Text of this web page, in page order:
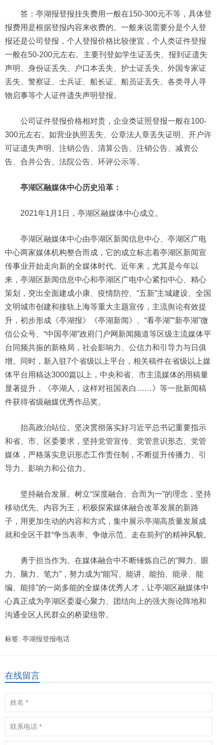
答：亭湖报登报挂失费用一般在150-300元不等，具体登
报费用是根据登报内容来收费的。一般来说需要分是个人登
报还是公司登报，个人登报价格比较便宜，个人类证件登报
一般在50-200元左右。主要刊登如学生证丢失、报到证遗失
声明、身份证丢失、户口本丢失、护士证丢失、外国专家证
丢失、警察证、士兵证、船长证、船员证丢失、各类寻人寻
物启事等个人证件遗失声明登报。
公司证件登报价格相对贵，企业类证照登报一般在100-
300元左右。如营业执照丢失、公章法人章丢失证明、开户许
可证遗失声明、注销公告、清算公告、注销公告、减资公
告、合并公告、法院公告、环评公示等。
亭湖区融媒体中心历史沿革：
2021年1月1日，亭湖区融媒体中心成立。
亭湖区融媒体中心由亭湖区新闻信息中心、亭湖区广电
中心两家媒体机构整合而成，它的成立标志着亭湖区新闻宣
传事业开始走向新的全媒体时代。近年来，尤其是今年以
来，亭湖区新闻信息中心和亭湖区广电中心紧扣中心、精心
策划，突出全面建成小康、疫情防控、“五新”主城建设、全国
文明城市创建和接轨上海等重大主题宣传，主流舆论有效提
升，初步形成《亭湖报》《亭湖新闻》、“看亭湖”“新亭湖”微
信公众号、“中国亭湖”政府门户网新闻频道等区级主流媒体平
台同频共振的新格局，社会影响力、公信力和引导力与日俱
增。同时，新入驻7个省级以上平台，相关稿件在省级以上媒
体平台用稿达3000篇以上，中央和省、市主流媒体的用稿量
显著提升，《亭湖人，这样对祖国表白……》等一批新闻稿
件获得省级融媒优秀作品奖。
抬高政治站位。坚决贯彻落实好习近平总书记重要指示
和省、市、区委要求，坚持党管宣传、党管意识形态、党管
媒体，严格落实意识形态工作责任制，不断提升传播力、引
导力、影响力和公信力。
坚持融合发展。树立“深度融合、合而为一”的理念，坚持
移动优先、内容为王，积极探索媒体融合改革发展的新路
子，用更加生动的内容和方式，集中展示亭湖高质量发展成
就和全区干群“争当表率、争做示范、走在前列”的精神风貌。
勇于担当作为。在媒体融合中不断锤炼自己的“脚力、眼
力、脑力、笔力”，努力成为“能写、能讲、能拍、能录、能
编、能排”的一岗多能的全媒体优秀人才，让亭湖区融媒体中
心真正成为亭湖区委凝心聚力、团结向上的强大舆论阵地和
沟通全区人民群众的桥梁纽带。
标签: 亭湖报登报电话
在线留言